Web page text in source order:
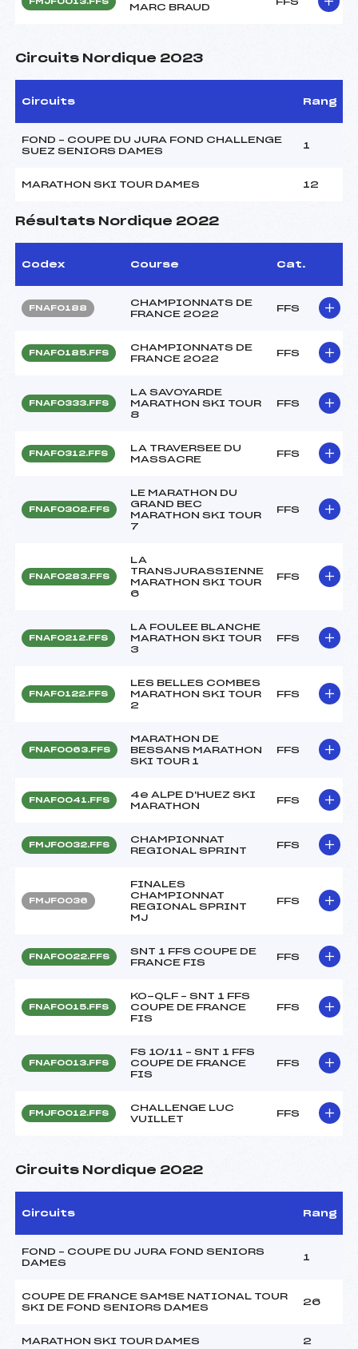
MARC BRAUD
Circuits Nordique 2023
Circuits Rang
FOND – COUPE DU JURA FOND CHALLENGE
SUEZ SENIORS DAMES
1
MARATHON SKI TOUR DAMES 12
Résultats Nordique 2022
Codex Course Cat.
FNAF0188
CHAMPIONNATS DE
FRANCE 2022
FFS
FNAF0185.FFS
CHAMPIONNATS DE
FRANCE 2022
FFS
FNAF0333.FFS
LA SAVOYARDE
MARATHON SKI TOUR
8
FFS
FNAF0312.FFS
LA TRAVERSEE DU
MASSACRE
FFS
FNAF0302.FFS
LE MARATHON DU
GRAND BEC
MARATHON SKI TOUR
7
FFS
FNAF0283.FFS
LA
TRANSJURASSIENNE
MARATHON SKI TOUR
6
FFS
FNAF0212.FFS
LA FOULEE BLANCHE
MARATHON SKI TOUR
3
FFS
FNAF0122.FFS
LES BELLES COMBES
MARATHON SKI TOUR
2
FFS
FNAF0063.FFS
MARATHON DE
BESSANS MARATHON
SKI TOUR 1
FFS
FNAF0041.FFS
4e ALPE D'HUEZ SKI
MARATHON
FFS
FMJF0032.FFS
CHAMPIONNAT
REGIONAL SPRINT
FFS
FMJF0036
FINALES
CHAMPIONNAT
REGIONAL SPRINT
MJ
FFS
FNAF0022.FFS
SNT 1 FFS COUPE DE
FRANCE FIS
FFS
FNAF0015.FFS
KO-QLF – SNT 1 FFS
COUPE DE FRANCE
FIS
FFS
FNAF0013.FFS
FS 10/11 – SNT 1 FFS
COUPE DE FRANCE
FIS
FFS
FMJF0012.FFS
CHALLENGE LUC
VUILLET
FFS
Circuits Nordique 2022
Circuits Rang
FOND – COUPE DU JURA FOND SENIORS
DAMES
1
COUPE DE FRANCE SAMSE NATIONAL TOUR
SKI DE FOND SENIORS DAMES
26
MARATHON SKI TOUR DAMES 2